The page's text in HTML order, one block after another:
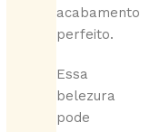
acabamento
perfeito.
Essa
belezura
pode